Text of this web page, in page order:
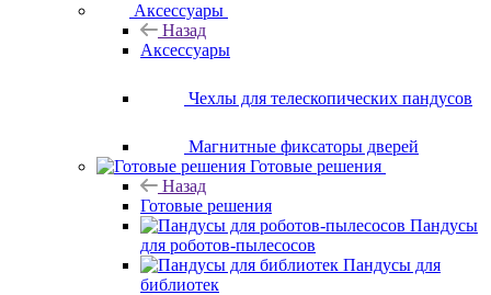
Аксессуары
Назад
Аксессуары
Чехлы для телескопических пандусов
Магнитные фиксаторы дверей
Готовые решения
Назад
Готовые решения
Пандусы
для роботов-пылесосов
Пандусы для
библиотек